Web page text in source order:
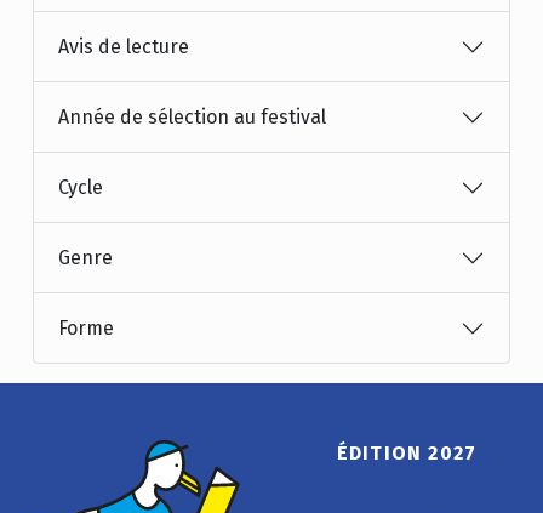
Avis de lecture
Année de sélection au festival
Cycle
Genre
Forme
ÉDITION 2027